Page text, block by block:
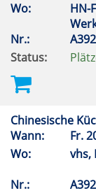
Wo:
HN-
Nr.:
Status:
Chinesische
Wann:
Fr.
Wo:
vhs,
Nr.: